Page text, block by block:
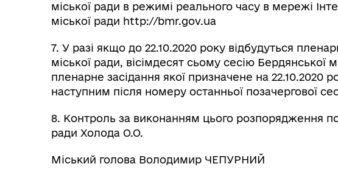
міської ради в режимі реального часу в мережі
міської ради http://bmr.gov.ua
7. У разі якщо до 22.10.2020 року відбудуться
міської ради, вісімдесят сьому сесію Бердянської
пленарне засідання якої призначене на 22.10.2020
наступним після номеру останньої позачергової
8. Контроль за виконанням цього розпорядження
ради Холода О.О.
Міський голова Володимир ЧЕПУРНИЙ